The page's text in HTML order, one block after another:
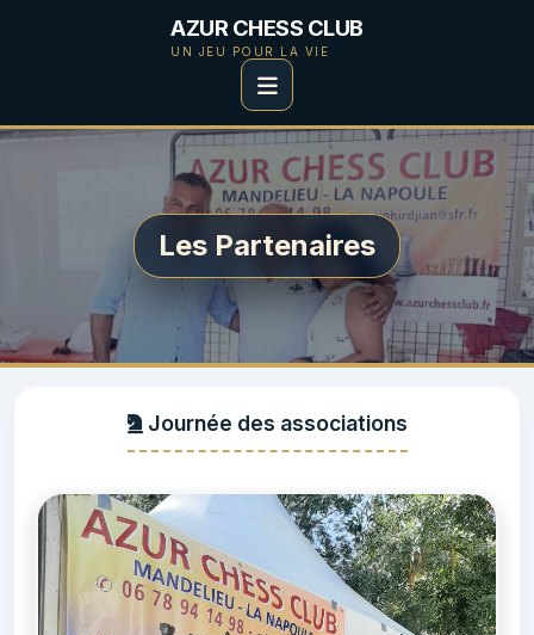
AZUR CHESS CLUB
UN JEU POUR LA VIE
Les Partenaires
Journée des associations